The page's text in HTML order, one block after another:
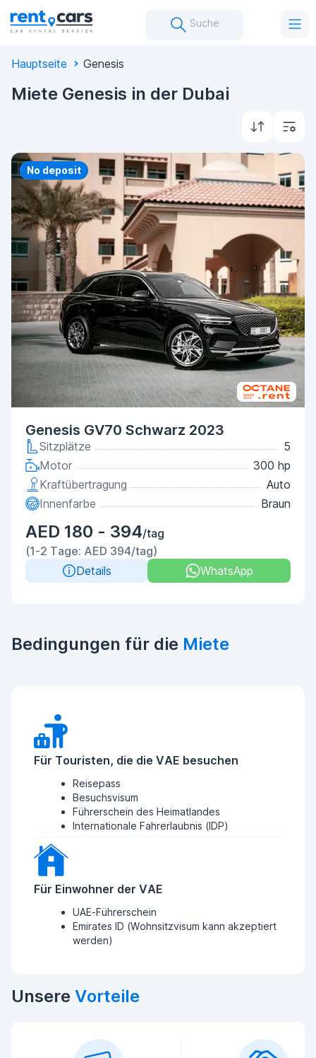
Suche
Hauptseite Genesis
Miete Genesis in der Dubai
Priority
No deposit
Genesis GV70 Schwarz 2023
Sitzplätze
5
Motor
300 hp
Kraftübertragung
Auto
Innenfarbe
Braun
AED 180 - 394/tag
(1-2 Tage: AED 394/tag)
Details
WhatsApp
Bedingungen für die Miete
Für Touristen, die die VAE besuchen
Reisepass
Besuchsvisum
Führerschein des Heimatlandes
Internationale Fahrerlaubnis (IDP)
Für Einwohner der VAE
UAE-Führerschein
Emirates ID (Wohnsitzvisum kann akzeptiert
werden)
Unsere Vorteile